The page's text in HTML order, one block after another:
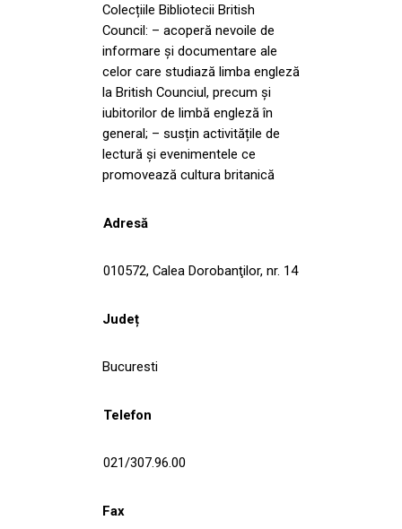
Colecțiile Bibliotecii British
Council: – acoperă nevoile de
informare și documentare ale
celor care studiază limba engleză
la British Counciul, precum și
iubitorilor de limbă engleză în
general; – susțin activitățile de
lectură și evenimentele ce
promovează cultura britanică
Adresă
010572, Calea Dorobanţilor, nr. 14
Județ
Bucuresti
Telefon
021/307.96.00
Fax